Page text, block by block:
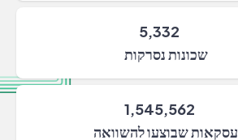
5,332
שכונות נסרקות
1,545,562
עסקאות שבוצעו להשוואה